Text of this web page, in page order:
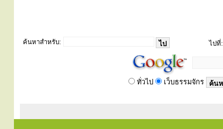
ค้นหาสำหรับ: ไปที่:
ทั่วไป เว็บธรรมจักร